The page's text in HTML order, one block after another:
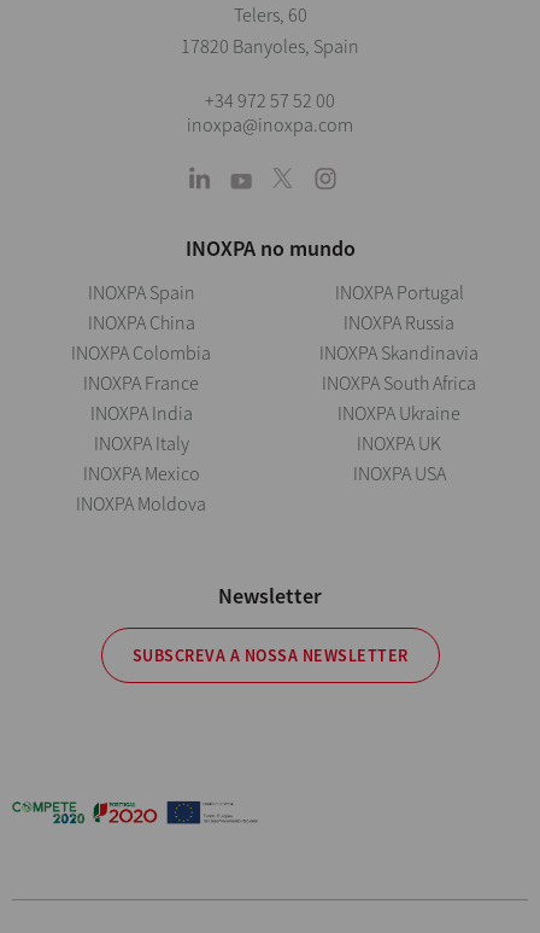
Telers, 60
17820 Banyoles, Spain
+34 972 57 52 00
inoxpa@inoxpa.com
INOXPA no mundo
INOXPA Spain
INOXPA China
INOXPA Colombia
INOXPA France
INOXPA India
INOXPA Italy
INOXPA Mexico
INOXPA Moldova
INOXPA Portugal
INOXPA Russia
INOXPA Skandinavia
INOXPA South Africa
INOXPA Ukraine
INOXPA UK
INOXPA USA
Newsletter
SUBSCREVA A NOSSA NEWSLETTER